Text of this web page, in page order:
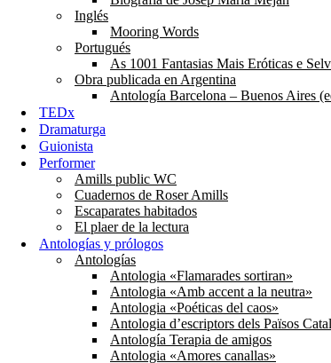
Inglés
Mooring Words
Portugués
As 1001 Fantasias Mais Eróticas e
Obra publicada en Argentina
Antología Barcelona – Buenos Aires
TEDx
Dramaturga
Guionista
Performer
Amills public WC
Cuadernos de Roser Amills
Escaparates habitados
El plaer de la lectura
Antologías y prólogos
Antologías
Antologia «Flamarades sortiran»
Antologia «Amb accent a la neutra»
Antologia «Poéticas del caos»
Antologia d’escriptors dels Països
Antología Terapia de amigos
Antologia «Amores canallas»